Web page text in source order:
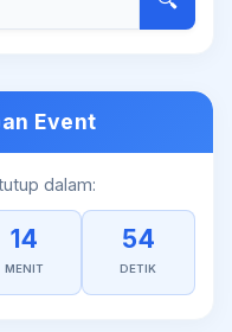
Event
dalam:
14
MENIT
54
DETIK